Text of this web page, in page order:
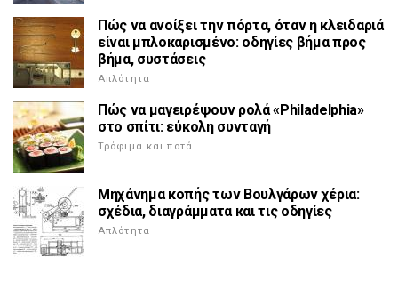
Πώς να ανοίξει την πόρτα, όταν η κλειδαριά
είναι μπλοκαρισμένο: οδηγίες βήμα προς
βήμα, συστάσεις
Απλότητα
Πώς να μαγειρέψουν ρολά «Philadelphia»
στο σπίτι: εύκολη συνταγή
Τρόφιμα και ποτά
Μηχάνημα κοπής των Βουλγάρων χέρια:
σχέδια, διαγράμματα και τις οδηγίες
Απλότητα